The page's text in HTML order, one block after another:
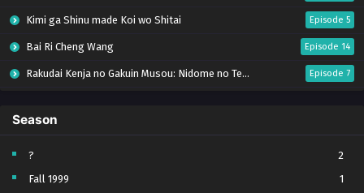
Kimi ga Shinu made Koi wo Shitai Episode 5
Bai Ri Cheng Wang Episode 14
Rakudai Kenja no Gakuin Musou: Nidome no Tensei, S-Rank Cheat Majutsushi Boukenroku Episode 7
Mebius Dust
Bungou Stray Dogs Wan! S2 Episode 6
BanG Dream! Yume∞Mita Episode 8
Season
?
2
Fall 1999
1